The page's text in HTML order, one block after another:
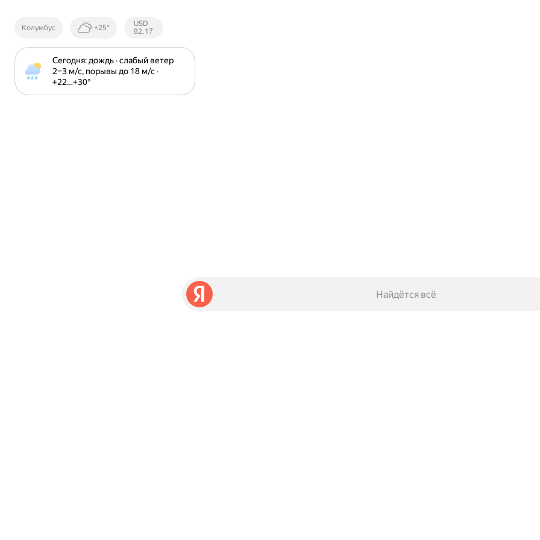
Колумбус +25°
Курсы ЦБ
РФ
USD
82,17
Сегодня: дождь · слабый ветер
2⁠–⁠3 м⁠/⁠с, порывы до 18 м⁠/⁠с ·
+22⁠…⁠+30⁠°